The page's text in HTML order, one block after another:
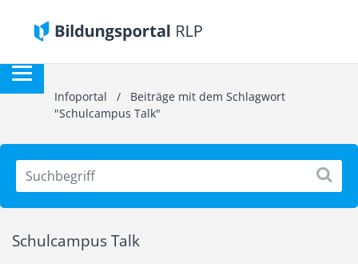
Infoportal / Beiträge mit dem Schlagwort
"Schulcampus Talk"
Schulcampus Talk